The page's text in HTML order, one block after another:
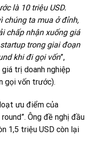
là 10 triệu USD.
chúng ta mua ở đỉnh,
chấp nhận xuống giá
trong giai đoạn
khi đi gọi vốn”,
giá trị doanh nghiệp
gọi vốn trước).
ưu điểm của
Ông đề nghị đầu
1,5 triệu USD còn lại